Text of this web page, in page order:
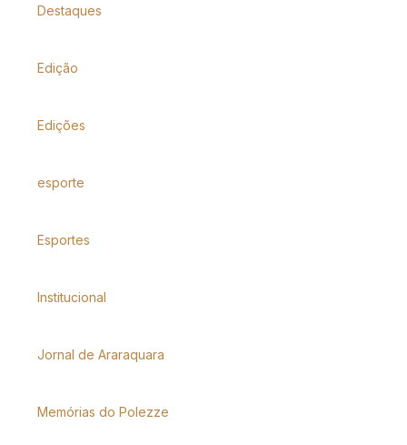
Destaques
Edição
Edições
esporte
Esportes
Institucional
Jornal de Araraquara
Memórias do Polezze